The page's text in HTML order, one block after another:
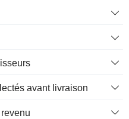
avant livraison